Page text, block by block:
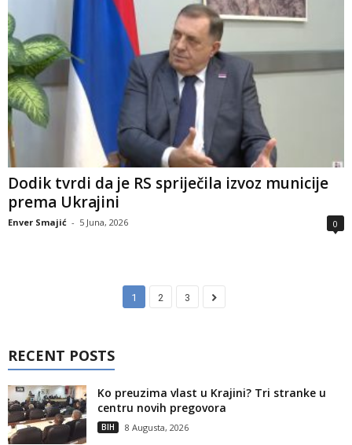
Dodik tvrdi da je RS spriječila izvoz municije
prema Ukrajini
Enver Smajić - 5 Juna, 2026 0
1 2 3
RECENT POSTS
Ko preuzima vlast u Krajini? Tri stranke u
centru novih pregovora
BIH 8 Augusta, 2026